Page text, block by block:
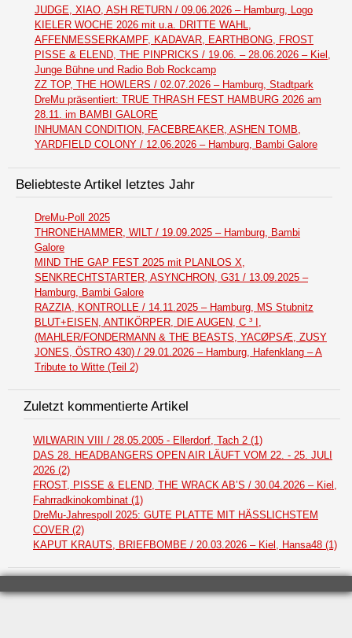
JUDGE, XIAO, ASH RETURN / 09.06.2026 – Hamburg, Logo
KIELER WOCHE 2026 mit u.a. DRITTE WAHL,
AFFENMESSERKAMPF, KADAVAR, EARTHBONG, FROST
PISSE & ELEND, THE PINPRICKS / 19.06. – 28.06.2026 – Kiel,
Junge Bühne und Radio Bob Rockcamp
ZZ TOP, THE HOWLERS / 02.07.2026 – Hamburg, Stadtpark
DreMu präsentiert: TRUE THRASH FEST HAMBURG 2026 am
28.11. im BAMBI GALORE
INHUMAN CONDITION, FACEBREAKER, ASHEN TOMB,
YARDFIELD COLONY / 12.06.2026 – Hamburg, Bambi Galore
Beliebteste Artikel letztes Jahr
DreMu-Poll 2025
THRONEHAMMER, WILT / 19.09.2025 – Hamburg, Bambi
Galore
MIND THE GAP FEST 2025 mit PLANLOS X,
SENKRECHTSTARTER, ASYNCHRON, G31 / 13.09.2025 –
Hamburg, Bambi Galore
RAZZIA, KONTROLLE / 14.11.2025 – Hamburg, MS Stubnitz
BLUT+EISEN, ANTIKÖRPER, DIE AUGEN, C ³ I,
(MAHLER/FONDERMANN & THE BEASTS, YACØPSÆ, ZUSY
JONES, ÖSTRO 430) / 29.01.2026 – Hamburg, Hafenklang – A
Tribute to Witte (Teil 2)
Zuletzt kommentierte Artikel
WILWARIN VIII / 28.05.2005 - Ellerdorf, Tach 2 (1)
DAS 28. HEADBANGERS OPEN AIR LÄUFT VOM 22. - 25. JULI
2026 (2)
FROST, PISSE & ELEND, THE WRACK AB’S / 30.04.2026 – Kiel,
Fahrradkinokombinat (1)
DreMu-Jahrespoll 2025: GUTE PLATTE MIT HÄSSLICHSTEM
COVER (2)
KAPUT KRAUTS, BRIEFBOMBE / 20.03.2026 – Kiel, Hansa48 (1)